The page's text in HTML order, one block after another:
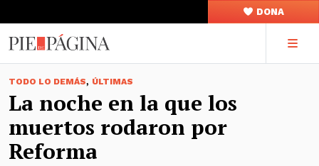
DONA
TODO LO DEMÁS, ÚLTIMAS
La noche en la que los
muertos rodaron por
Reforma